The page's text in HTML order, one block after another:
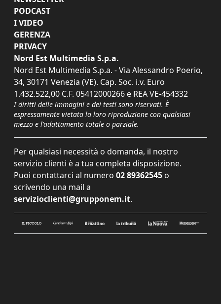
PODCAST
I VIDEO
GERENZA
PRIVACY
Nord Est Multimedia S.p.a.
Nord Est Multimedia S.p.a. - Via Alessandro Poerio,
34, 30171 Venezia (VE). Cap. Soc. i.v. Euro
1.432.522,00 C.F. 05412000266 e REA VE-454332
I diritti delle immagini e dei testi sono riservati. È
espressamente vietata la loro riproduzione con qualsiasi
mezzo e l'adattamento totale o parziale.
Per qualsiasi necessità o domanda, il nostro
servizio clienti è a tua completa disposizione.
Puoi contattarci al numero 02 89362545 o
scrivendo una mail a
servizioclienti@grupponem.it.